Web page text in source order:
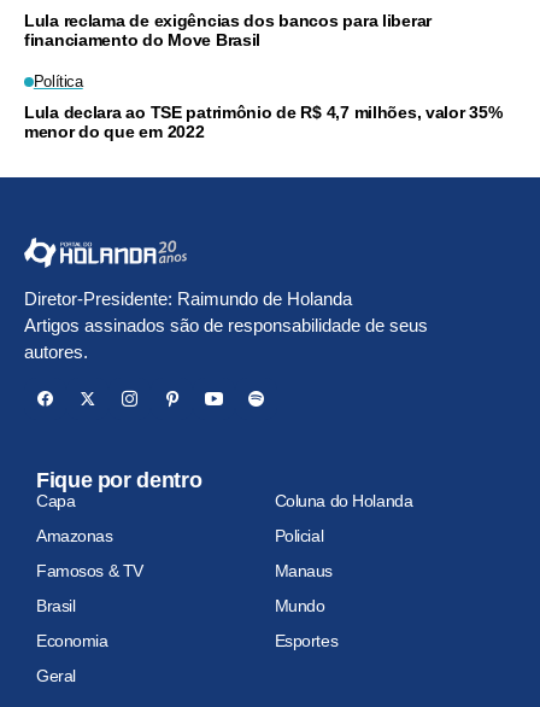
Lula reclama de exigências dos bancos para liberar
financiamento do Move Brasil
Política
Lula declara ao TSE patrimônio de R$ 4,7 milhões, valor 35%
menor do que em 2022
Diretor-Presidente: Raimundo de Holanda
Artigos assinados são de responsabilidade de seus
autores.
Fique por dentro
Capa
Coluna do Holanda
Amazonas
Policial
Famosos & TV
Manaus
Brasil
Mundo
Economia
Esportes
Geral